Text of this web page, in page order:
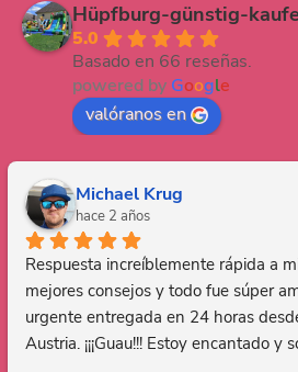
Hüpfburg-günstig-
5.0
Basado en 66 reseñas.
powered by Google
valóranos en
Michael Krug
hace 2 años
Respuesta increíblemente rápida a
mejores consejos y todo fue súper
urgente entregada en 24 horas
Austria. ¡¡¡Guau!!! Estoy encantado y